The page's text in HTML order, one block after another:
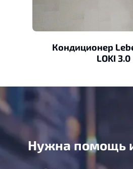
Кондиционер
LOKI 3.0
Нужна помощь